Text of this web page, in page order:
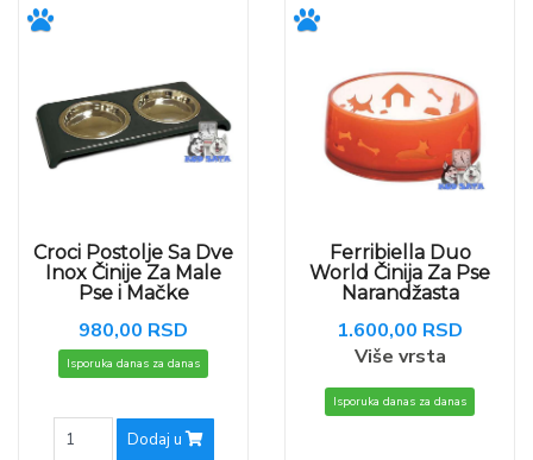
Croci Postolje Sa Dve
Inox Činije Za Male
Pse i Mačke
980,00 RSD
Isporuka danas za danas
Dodaj u
Ferribiella Duo
World Činija Za Pse
Narandžasta
1.600,00 RSD
Više vrsta
Isporuka danas za danas